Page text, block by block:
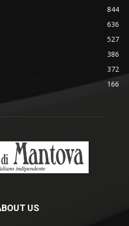
844
636
527
386
372
166
US